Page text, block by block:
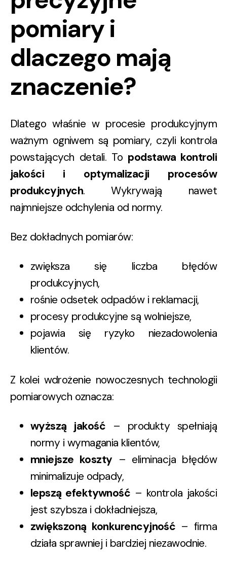
pomiary i
dlaczego mają
znaczenie?
Dlatego właśnie w procesie produkcyjnym
ważnym ogniwem są pomiary, czyli kontrola
powstających detali. To podstawa kontroli
jakości i optymalizacji procesów
produkcyjnych. Wykrywają nawet
najmniejsze odchylenia od normy.
Bez dokładnych pomiarów:
zwiększa się liczba błędów
produkcyjnych,
rośnie odsetek odpadów i reklamacji,
procesy produkcyjne są wolniejsze,
pojawia się ryzyko niezadowolenia
klientów.
Z kolei wdrożenie nowoczesnych technologii
pomiarowych oznacza:
wyższą jakość – produkty spełniają
normy i wymagania klientów,
mniejsze koszty – eliminacja błędów
minimalizuje odpady,
lepszą efektywność – kontrola jakości
jest szybsza i dokładniejsza,
zwiększoną konkurencyjność – firma
działa sprawniej i bardziej niezawodnie.